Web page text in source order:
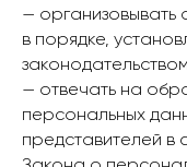
— организовывать
в порядке,
— отвечать на
персональных
представителей в